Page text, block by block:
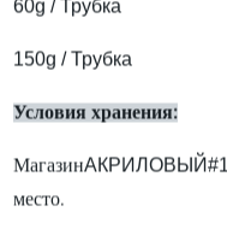
60g / Трубка
150g / Трубка
Условия хранения:
Магазин
место.